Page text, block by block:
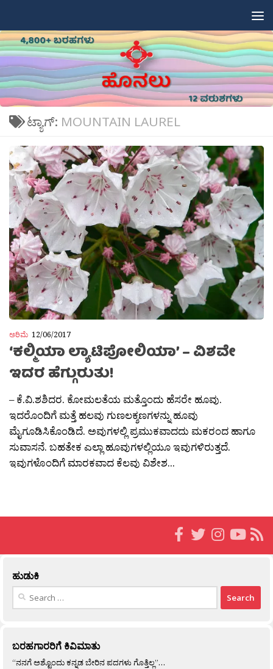
ಟ್ಯಾಗ್: MOUNTAIN LAUREL
ಅರಿಮೆ 12/06/2017
‘ಕಲ್ಮಿಯಾ ಲ್ಯಾಟಿಪೋಲಿಯಾ’ – ವಿಶವೇ
ಇದರ ಹೆಗ್ಗುರುತು!
– ಕೆ.ವಿ.ಶಶಿದರ. ಕೋಮಲತೆಯ ಮತ್ತೊಂದು ಹೆಸರೇ ಹೂವು.
ಇದರೊಂದಿಗೆ ಮತ್ತೆ ಹಲವು ಗುಣಲಕ್ಶಣಗಳನ್ನು ಹೂವು
ಮೈಗೂಡಿಸಿಕೊಂಡಿದೆ. ಅವುಗಳಲ್ಲಿ ಪ್ರಮುಕವಾದದು ಮಕರಂದ ಹಾಗೂ
ಸುವಾಸನೆ. ಬಹತೇಕ ಎಲ್ಲಾ ಹೂವುಗಳಲ್ಲಿಯೂ ಇವುಗಳಿರುತ್ತದೆ.
ಇವುಗಳೊಂದಿಗೆ ಮಾರಕವಾದ ಕೆಲವು ವಿಶೇಶ...
ಹುಡುಕಿ
Search
ಬರಹಗಾರರಿಗೆ ಕಿವಿಮಾತು
“ನನಗೆ ಅಶ್ಟೊಂದು ಕನ್ನಡ ಬೇರಿನ ಪದಗಳು ಗೊತ್ತಿಲ್ಲ”…